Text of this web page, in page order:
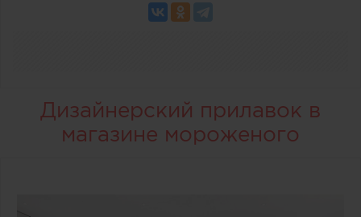
Дизайнерский прилавок в
магазине мороженого